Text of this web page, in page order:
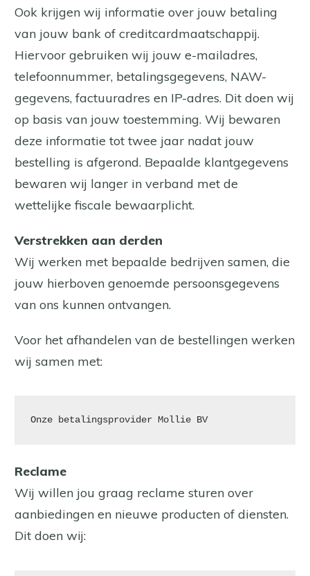
Ook krijgen wij informatie over jouw betaling
van jouw bank of creditcardmaatschappij.
Hiervoor gebruiken wij jouw e-mailadres,
telefoonnummer, betalingsgegevens, NAW-
gegevens, factuuradres en IP-adres. Dit doen wij
op basis van jouw toestemming. Wij bewaren
deze informatie tot twee jaar nadat jouw
bestelling is afgerond. Bepaalde klantgegevens
bewaren wij langer in verband met de
wettelijke fiscale bewaarplicht.
Verstrekken aan derden
Wij werken met bepaalde bedrijven samen, die
jouw hierboven genoemde persoonsgegevens
van ons kunnen ontvangen.
Voor het afhandelen van de bestellingen werken
wij samen met:
Onze betalingsprovider Mollie BV
Reclame
Wij willen jou graag reclame sturen over
aanbiedingen en nieuwe producten of diensten.
Dit doen wij: